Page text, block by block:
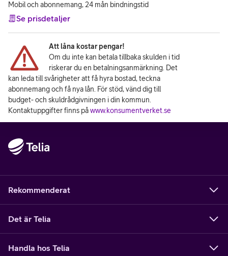
Mobil och abonnemang, 24 mån bindningstid
Se prisdetaljer
Att låna kostar pengar!
Om du inte kan betala tillbaka skulden i tid
riskerar du en betalningsanmärkning. Det
kan leda till svårigheter att få hyra bostad, teckna
abonnemang och få nya lån. För stöd, vänd dig till
budget- och skuldrådgivningen i din kommun.
Kontaktuppgifter finns påwww.konsumentverket.se
Rekommenderat
Det är Telia
Handla hos Telia